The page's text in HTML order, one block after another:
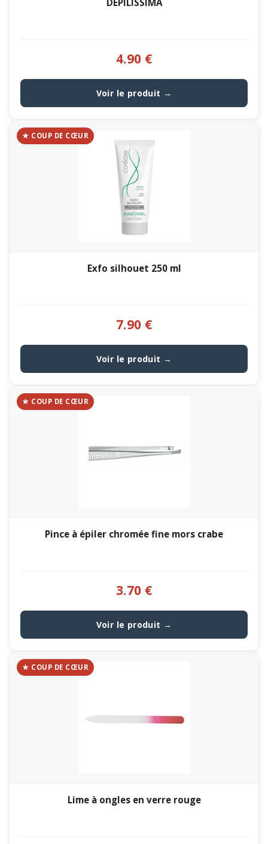
DEPILISSIMA
4.90 €
Voir le produit →
★ COUP DE CŒUR
Exfo silhouet 250 ml
7.90 €
Voir le produit →
★ COUP DE CŒUR
Pince à épiler chromée fine mors crabe
3.70 €
Voir le produit →
★ COUP DE CŒUR
Lime à ongles en verre rouge